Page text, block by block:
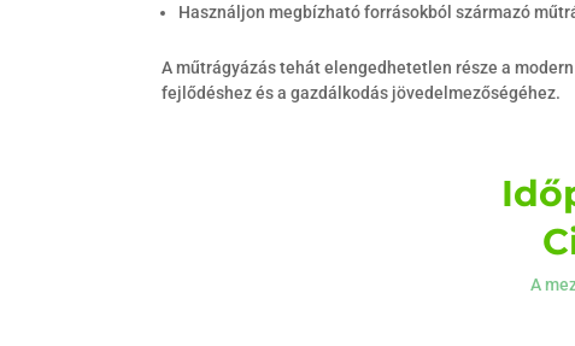
Használjon megbízható forrásokból származó
A műtrágyázás tehát elengedhetetlen része a
fejlődéshez és a gazdálkodás jövedelmezőségéhez.
A